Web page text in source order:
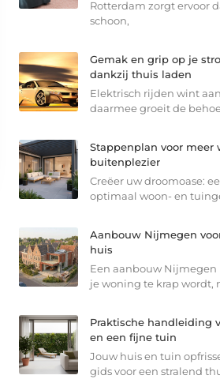
Rotterdam zorgt ervoor
schoon,
Gemak en grip op je
dankzij thuis laden
Elektrisch rijden wint
daarmee groeit de
Stappenplan voor meer
buitenplezier
Creëer uw droomoase:
optimaal woon- en
Aanbouw Nijmegen
huis
Een aanbouw Nijmegen
je woning te krap wordt,
Praktische handleiding
en een fijne tuin
Jouw huis en tuin
gids voor een stralend